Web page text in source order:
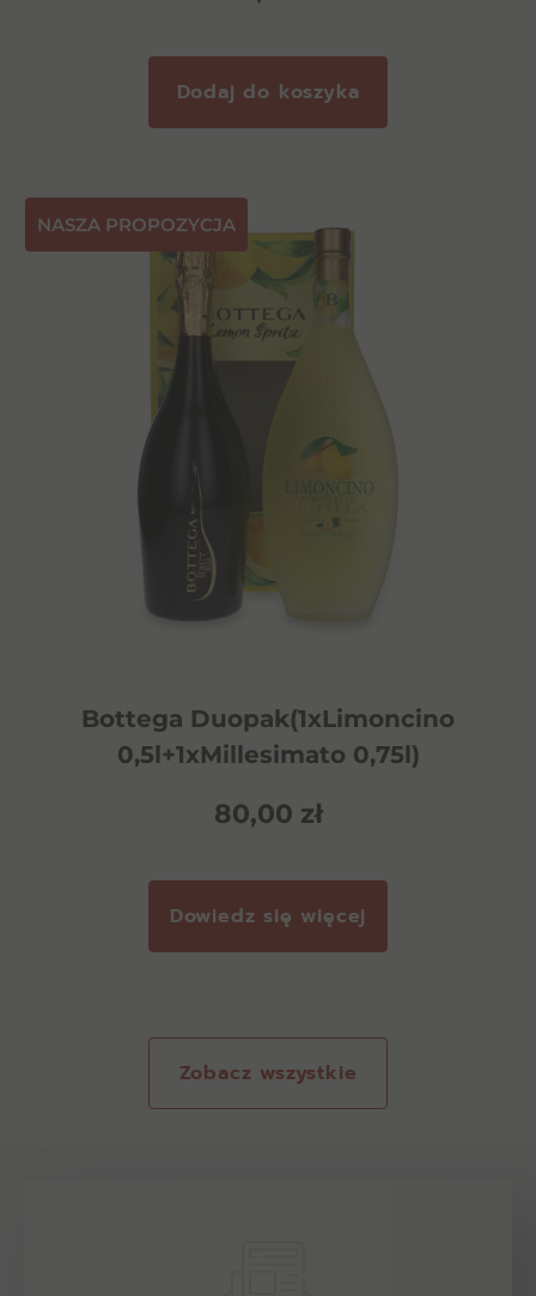
Dodaj do koszyka
NASZA PROPOZYCJA
Bottega Duopak(1xLimoncino
0,5l+1xMillesimato 0,75l)
80,00 zł
Dowiedz się więcej
Zobacz wszystkie